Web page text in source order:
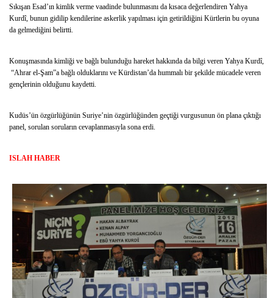
Sıkışan Esad’ın kimlik verme vaadinde bulunmasını da kısaca değerlendiren Yahya
Kurdî, bunun gidilip kendilerine askerlik yapılması için getirildiğini Kürtlerin bu oyuna
da gelmediğini belirtti.
Konuşmasında kimliği ve bağlı bulunduğu hareket hakkında da bilgi veren Yahya Kurdî,
“Ahrar el-Şam”a bağlı olduklarını ve Kürdistan’da hummalı bir şekilde mücadele veren
gençlerinin olduğunu kaydetti.
Kudüs’ün özgürlüğünün Suriye’nin özgürlüğünden geçtiği vurgusunun ön plana çıktığı
panel, sorulan soruların cevaplanmasıyla sona erdi.
ISLAH HABER